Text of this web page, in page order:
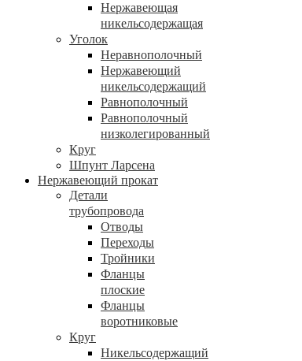
Нержавеющая
никельсодержащая
Уголок
Неравнополочный
Нержавеющий
никельсодержащий
Равнополочный
Равнополочный
низколегированный
Круг
Шпунт Ларсена
Нержавеющий прокат
Детали
трубопровода
Отводы
Переходы
Тройники
Фланцы
плоские
Фланцы
воротниковые
Круг
Никельсодержащий